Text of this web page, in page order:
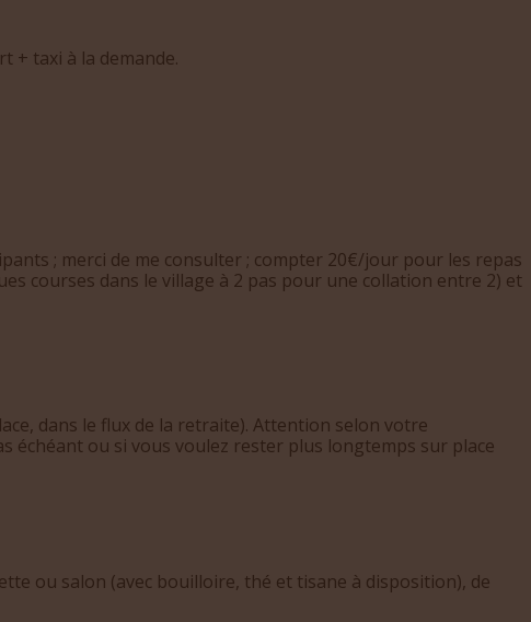
+ taxi à la demande.
; merci de me consulter ; compter 20€/jour pour les repas
courses dans le village à 2 pas pour une collation entre 2) et
dans le flux de la retraite). Attention selon votre
ou si vous voulez rester plus longtemps sur place
ou salon (avec bouilloire, thé et tisane à disposition), de